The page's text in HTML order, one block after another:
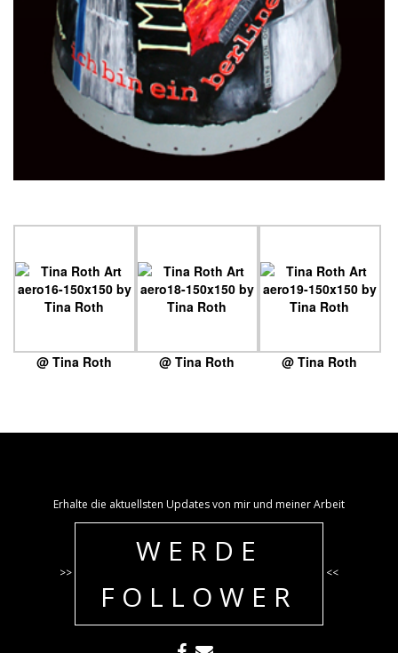
@ Tina Roth @ Tina Roth @ Tina Roth
Erhalte die aktuellsten Updates von mir und meiner Arbeit
>>
WERDE
FOLLOWER
<<